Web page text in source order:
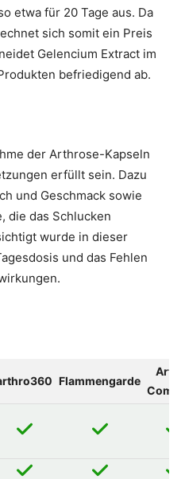
etwa für 20 Tage aus. Da
sich somit ein Preis
Gelencium Extract im
befriedigend ab.
der Arthrose-Kapseln
erfüllt sein. Dazu
und Geschmack sowie
die das Schlucken
wurde in dieser
und das Fehlen
Flammengarde